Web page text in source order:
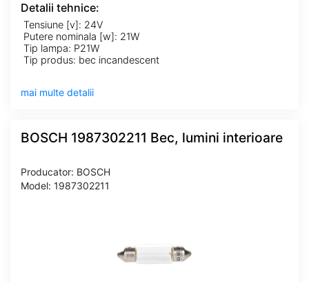
Detalii tehnice:
Tensiune [v]: 24V
Putere nominala [w]: 21W
Tip lampa: P21W
Tip produs: bec incandescent
mai multe detalii
BOSCH 1987302211 Bec, lumini interioare
Producator: BOSCH
Model: 1987302211